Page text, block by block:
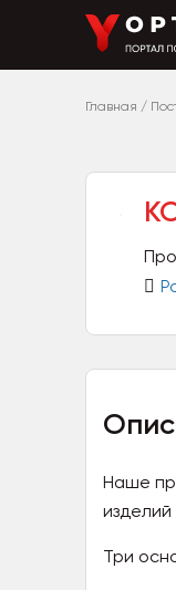
Главная /
Наше
Три